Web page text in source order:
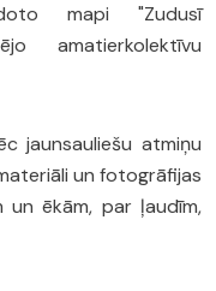
mapi "Zudusī
amatierkolektīvu
jaunsauliešu atmiņu
un fotogrāfijas
ēkām, par ļaudīm,